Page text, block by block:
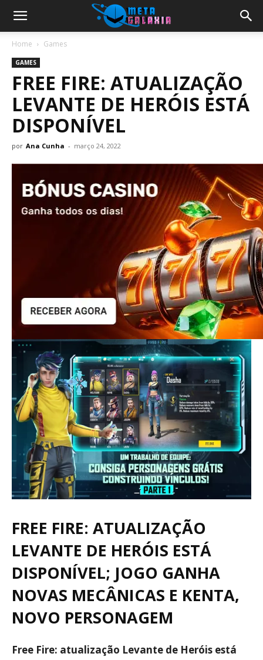
Home Games
GAMES
FREE FIRE: ATUALIZAÇÃO
LEVANTE DE HERÓIS ESTÁ
DISPONÍVEL
por Ana Cunha - março 24, 2022
FREE FIRE: ATUALIZAÇÃO
LEVANTE DE HERÓIS ESTÁ
DISPONÍVEL; JOGO GANHA
NOVAS MECÂNICAS E KENTA,
NOVO PERSONAGEM
Free Fire: atualização Levante de Heróis está